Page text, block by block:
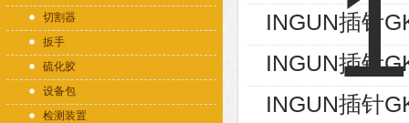
切割器
扳手
硫化胶
设备包
检测装置
INGUN插针
INGUN插针
INGUN插针